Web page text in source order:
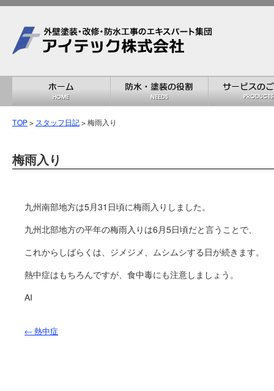
TOP > スタッフ日記 > 梅雨入り
梅雨入り
九州南部地方は5月31日頃に梅雨入りしました。
九州北部地方の平年の梅雨入りは6月5日頃だと言うことで、
これからしばらくは、ジメジメ、ムシムシする日が続きます。
熱中症はもちろんですが、食中毒にも注意しましょう。
AI
← 熱中症